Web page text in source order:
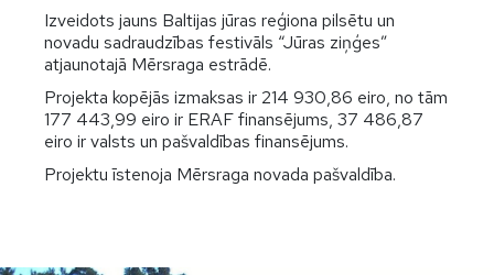
Izveidots jauns Baltijas jūras reģiona pilsētu un
novadu sadraudzības festivāls “Jūras ziņģes”
atjaunotajā Mērsraga estrādē.
Projekta kopējās izmaksas ir 214 930,86 eiro, no tām
177 443,99 eiro ir ERAF finansējums, 37 486,87
eiro ir valsts un pašvaldības finansējums.
Projektu īstenoja Mērsraga novada pašvaldība.